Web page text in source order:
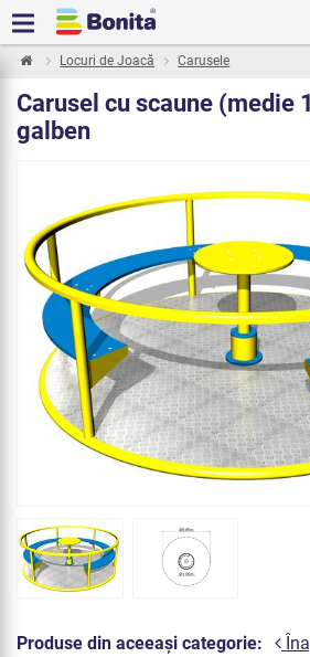
Locuri de Joacă Carusele
Carusel cu scaune (medie
galben
Produse din aceeași categorie: